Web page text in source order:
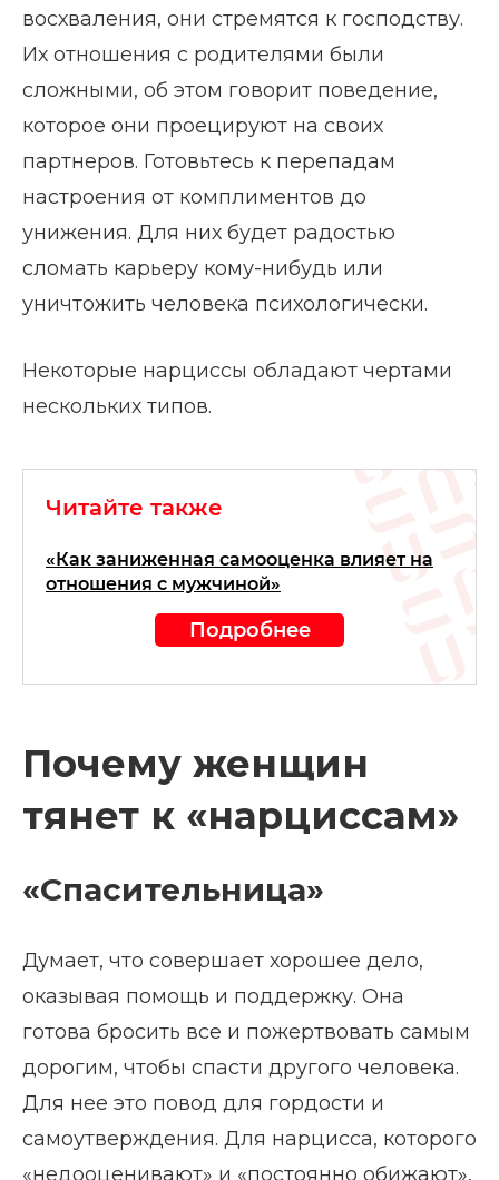
восхваления, они стремятся к господству.
Их отношения с родителями были
сложными, об этом говорит поведение,
которое они проецируют на своих
партнеров. Готовьтесь к перепадам
настроения от комплиментов до
унижения. Для них будет радостью
сломать карьеру кому-нибудь или
уничтожить человека психологически.
Некоторые нарциссы обладают чертами
нескольких типов.
Читайте также
«Как заниженная самооценка влияет на
отношения с мужчиной»
Подробнее
Почему женщин
тянет к «нарциссам»
«Спасительница»
Думает, что совершает хорошее дело,
оказывая помощь и поддержку. Она
готова бросить все и пожертвовать самым
дорогим, чтобы спасти другого человека.
Для нее это повод для гордости и
самоутверждения. Для нарцисса, которого
«недооценивают» и «постоянно обижают»,